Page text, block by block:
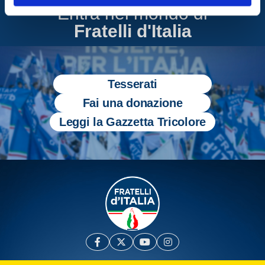
Entra nel mondo di
Fratelli d'Italia
Tesserati
Fai una donazione
Leggi la Gazzetta Tricolore